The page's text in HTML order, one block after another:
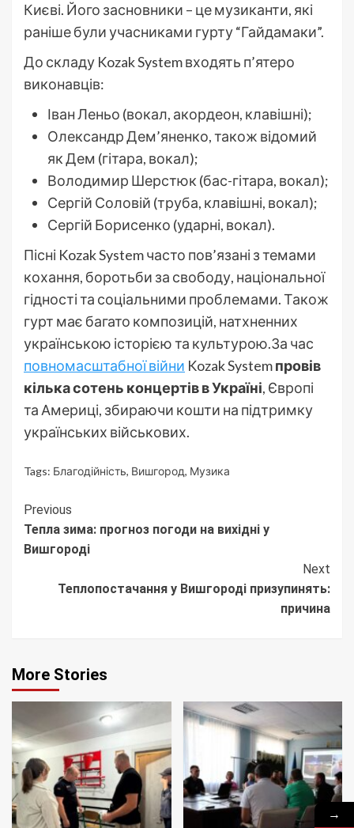
Києві. Його засновники – це музиканти, які
раніше були учасниками гурту “Гайдамаки”.
До складу Kozak System входять п’ятеро
виконавців:
Іван Леньо (вокал, акордеон, клавішні);
Олександр Дем’яненко, також відомий
як Дем (гітара, вокал);
Володимир Шерстюк (бас-гітара, вокал);
Сергій Соловій (труба, клавішні, вокал);
Сергій Борисенко (ударні, вокал).
Пісні Kozak System часто пов’язані з темами
кохання, боротьби за свободу, національної
гідності та соціальними проблемами. Також
гурт має багато композицій, натхненних
українською історією та культурою.За час
повномасштабної війни Kozak Systemпровів
кілька сотень концертів в Україні, Європі
та Америці, збираючи кошти на підтримку
українських військових.
Tags: Благодійність, Вишгород, Музика
Continue
Reading
Previous
Тепла зима: прогноз погоди на вихідні у
Вишгороді
Next
Теплопостачання у Вишгороді призупинять:
причина
More Stories
→